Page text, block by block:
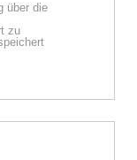
über die
zu